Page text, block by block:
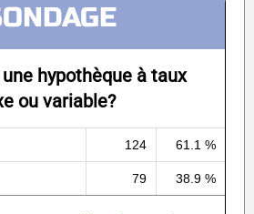
hypothèque à taux
ou variable?
124 61.1 %
79 38.9 %